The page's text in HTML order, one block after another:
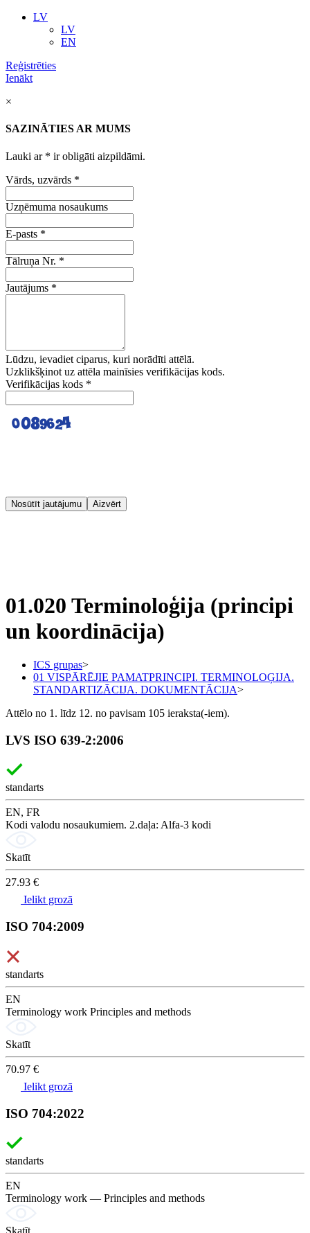
LV
LV
EN
Reģistrēties
Ienākt
×
SAZINĀTIES AR MUMS
Lauki ar * ir obligāti aizpildāmi.
Vārds, uzvārds *
Uzņēmuma nosaukums
E-pasts *
Tālruņa Nr. *
Jautājums *
Lūdzu, ievadiet ciparus, kuri norādīti attēlā.
Uzklikšķinot uz attēla mainīsies verifikācijas kods.
Verifikācijas kods *
Nosūtīt jautājumu Aizvērt
01.020 Terminoloģija (principi
un koordinācija)
ICS grupas>
01 VISPĀRĒJIE PAMATPRINCIPI. TERMINOLOĢIJA.
STANDARTIZĀCIJA. DOKUMENTĀCIJA>
Attēlo no 1. līdz 12. no pavisam 105 ieraksta(-iem).
LVS ISO 639-2:2006
standarts
EN, FR
Kodi valodu nosaukumiem. 2.daļa: Alfa-3 kodi
Skatīt
27.93 €
Ielikt grozā
ISO 704:2009
standarts
EN
Terminology work Principles and methods
Skatīt
70.97 €
Ielikt grozā
ISO 704:2022
standarts
EN
Terminology work — Principles and methods